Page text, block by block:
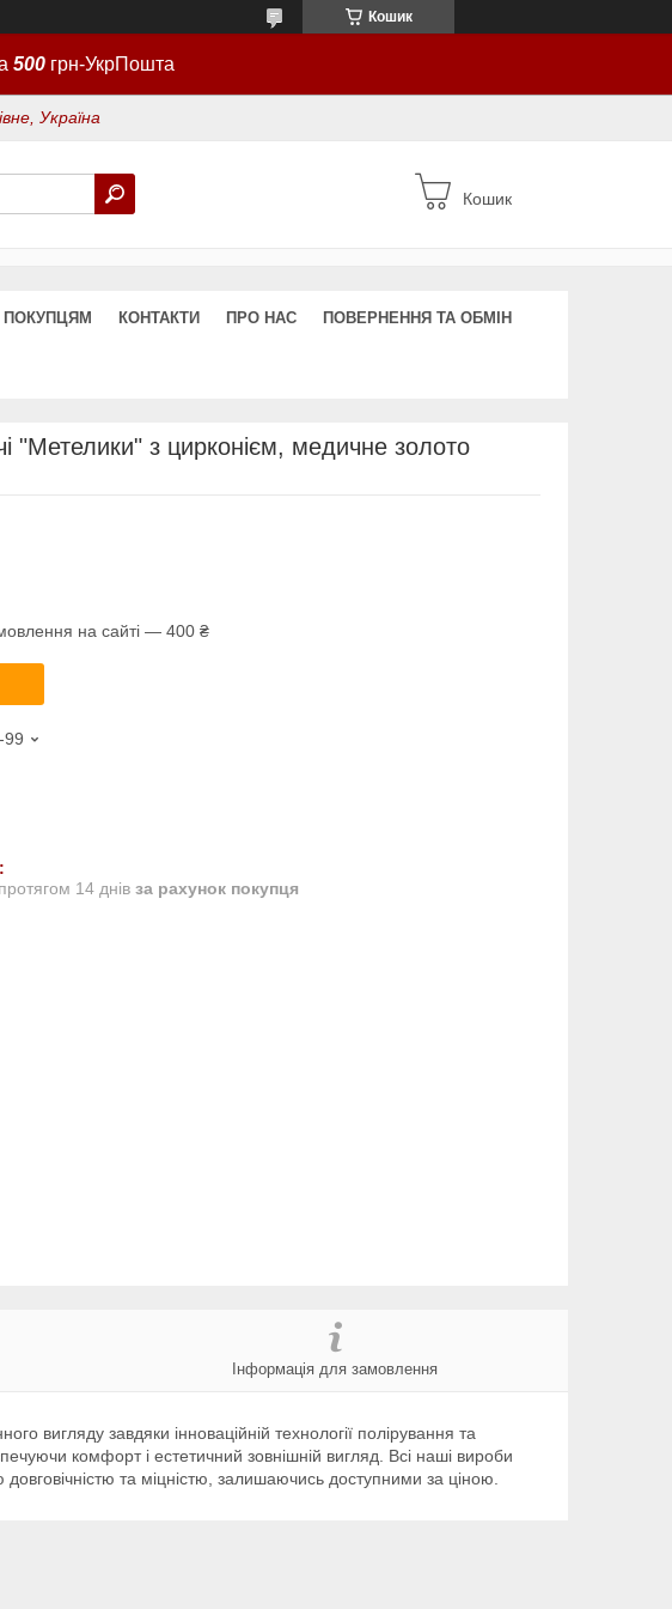
Кошик
500грн-УкрПошта
Україна
Кошик
КОНТАКТИ ПРО НАС ПОВЕРНЕННЯ ТА ОБМІН
"Метелики" з цирконієм, медичне золото
на сайті — 400 ₴
99
14 днів за рахунок покупця
Інформація для замовлення
вигляду завдяки інноваційній технології полірування та
комфорт і естетичний зовнішній вигляд. Всі наші вироби
та міцністю, залишаючись доступними за ціною.